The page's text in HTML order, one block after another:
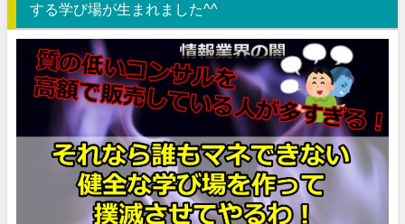
する学び場が生まれました^^